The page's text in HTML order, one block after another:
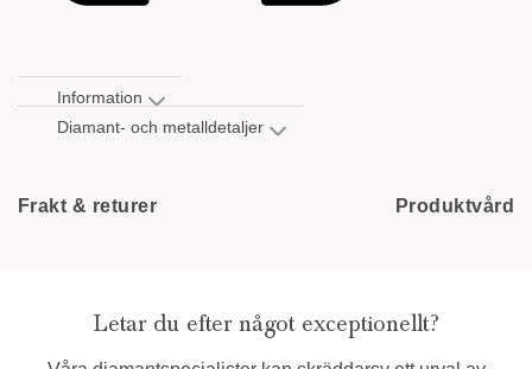
Information
Diamant- och metalldetaljer
Frakt & returer Produktvård
Letar du efter något exceptionellt?